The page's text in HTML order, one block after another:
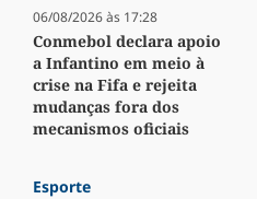
06/08/2026 às 17:28
Conmebol declara apoio
a Infantino em meio à
crise na Fifa e rejeita
mudanças fora dos
mecanismos oficiais
Esporte